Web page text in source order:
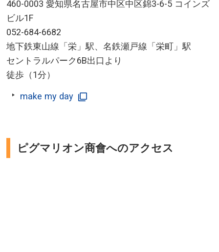
460-0003 愛知県名古屋市中区中区錦3-6-5 コインズ
ビル1F
052-684-6682
地下鉄東山線「栄」駅、名鉄瀬戸線「栄町」駅
セントラルパーク6B出口より
徒歩（1分）
make my day
ピグマリオン商會へのアクセス